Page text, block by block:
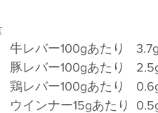
牛レバー100gあたり	3.7g
豚レバー100gあたり
鶏レバー100gあたり
ウインナー15gあた